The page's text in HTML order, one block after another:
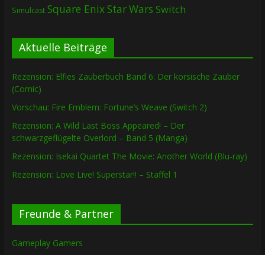
Simulcast Square EnixStar Wars Switch
Aktuelle Beiträge
Rezension: Elfies Zauberbuch Band 6: Der korsische Zauber
(Comic)
Vorschau: Fire Emblem: Fortune’s Weave (Switch 2)
Rezension: A Wild Last Boss Appeared! – Der
schwarzgeflügelte Overlord – Band 5 (Manga)
Rezension: Isekai Quartet The Movie: Another World (Blu-ray)
Rezension: Love Live! Superstar!! – Staffel 1
Freunde & Partner
Gameplay Gamers